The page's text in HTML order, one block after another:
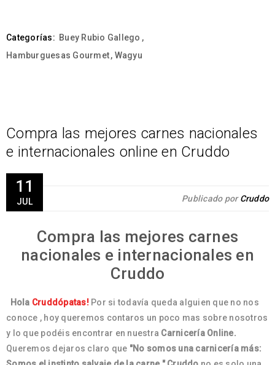
Categorías: Buey Rubio Gallego ,
Hamburguesas Gourmet, Wagyu
Compra las mejores carnes nacionales
e internacionales online en Cruddo
11
JUL Publicado porCruddo
Compra las mejores carnes
nacionales e internacionales en
Cruddo
Hola Cruddópatas! Por si todavía queda alguien que no nos
conoce , hoy queremos contaros un poco mas sobre nosotros
y lo que podéis encontrar en nuestra Carnicería Online.
Queremos dejaros claro que "No somos una carnicería más: